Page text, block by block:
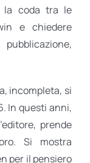
la coda tra le
e chiedere
incompleta, si
In questi anni,
prende
Si mostra
per il pensiero